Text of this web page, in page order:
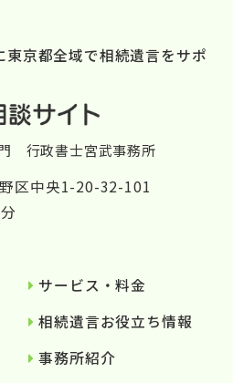
区中央1-20-32-101
サービス・料金
相続遺言お役立ち情報
事務所紹介